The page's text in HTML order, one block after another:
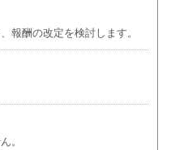
報酬の改定を検討します。
。